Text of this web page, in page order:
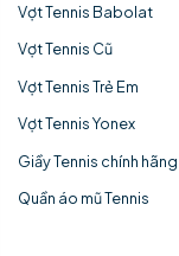
Vợt Tennis Babolat
Vợt Tennis Cũ
Vợt Tennis Trẻ Em
Vợt Tennis Yonex
Giầy Tennis chính hãng
Quần áo mũ Tennis